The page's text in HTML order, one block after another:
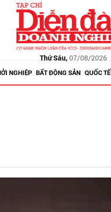
Thứ Sáu, 07/08/2026
NGHIỆP BẤT ĐỘNG SẢN QUỐC TẾ